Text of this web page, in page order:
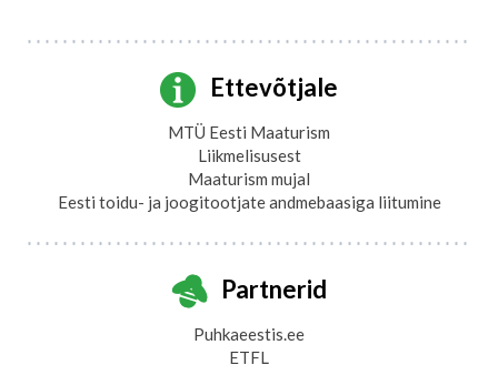
Ettevõtjale
MTÜ Eesti Maaturism
Liikmelisusest
Maaturism mujal
Eesti toidu- ja joogitootjate andmebaasiga liitumine
Partnerid
Puhkaeestis.ee
ETFL